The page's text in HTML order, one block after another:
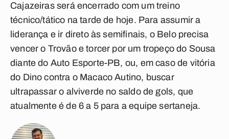
Cajazeiras será encerrado com um treino
técnico/tático na tarde de hoje. Para assumir a
liderança e ir direto às semifinais, o Belo precisa
vencer o Trovão e torcer por um tropeço do Sousa
diante do Auto Esporte-PB, ou, em caso de vitória
do Dino contra o Macaco Autino, buscar
ultrapassar o alviverde no saldo de gols, que
atualmente é de 6 a 5 para a equipe sertaneja.